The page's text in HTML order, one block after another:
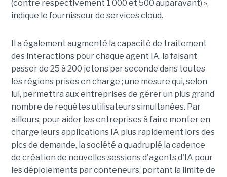
(contre respectivement 1 000 et 500 auparavant) »,
indique le fournisseur de services cloud.
Il a également augmenté la capacité de traitement
des interactions pour chaque agent IA, la faisant
passer de 25 à 200 jetons par seconde dans toutes
les régions prises en charge ; une mesure qui, selon
lui, permettra aux entreprises de gérer un plus grand
nombre de requêtes utilisateurs simultanées. Par
ailleurs, pour aider les entreprises à faire monter en
charge leurs applications IA plus rapidement lors des
pics de demande, la société a quadruplé la cadence
de création de nouvelles sessions d'agents d'IA pour
les déploiements par conteneurs, portant la limite de